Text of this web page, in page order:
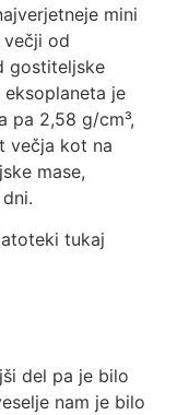
mini
večji od
gostiteljske
je
pa 2,58 g/cm³,
večja kot na
mase,
tukaj
del pa je bilo
nam je bilo